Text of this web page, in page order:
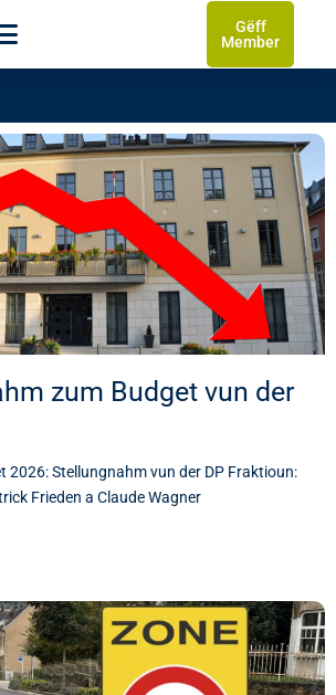
Gëff
Member
zum Budget vun der
2026: Stellungnahm vun der DP Fraktioun:
Frieden a Claude Wagner